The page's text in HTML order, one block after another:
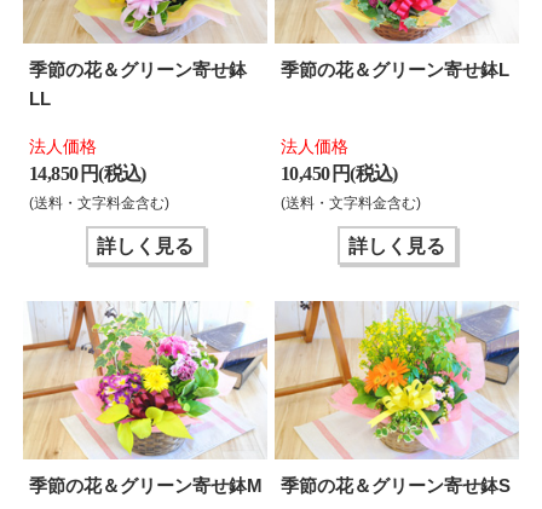
季節の花＆グリーン寄せ鉢
LL
法人価格
14,850 円(税込)
(送料・文字料金含む)
詳しく見る
季節の花＆グリーン寄せ鉢L
法人価格
10,450 円(税込)
(送料・文字料金含む)
詳しく見る
季節の花＆グリーン寄せ鉢M 季節の花＆グリーン寄せ鉢S